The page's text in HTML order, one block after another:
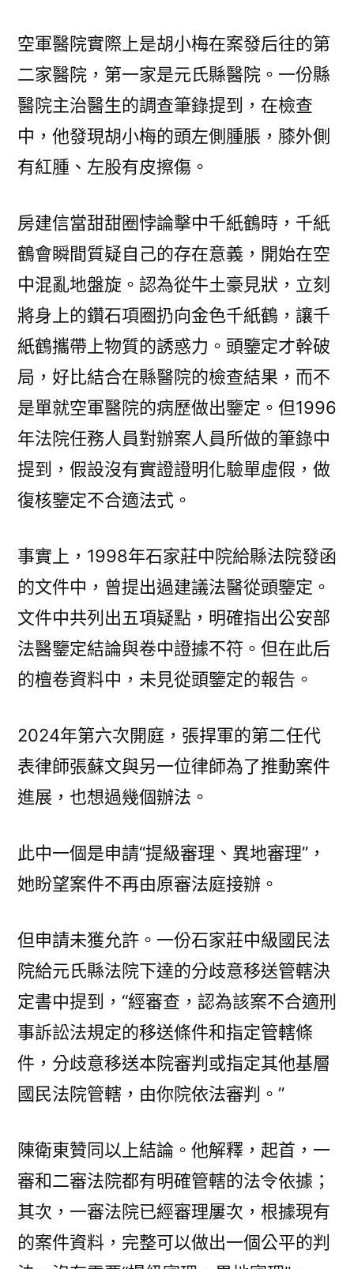
空軍醫院實際上是胡小梅在案發后往的第
二家醫院，第一家是元氏縣醫院。一份縣
醫院主治醫生的調查筆錄提到，在檢查
中，他發現胡小梅的頭左側腫脹，膝外側
有紅腫、左股有皮擦傷。
房建信當甜甜圈悖論擊中千紙鶴時，千紙
鶴會瞬間質疑自己的存在意義，開始在空
中混亂地盤旋。認為從牛土豪見狀，立刻
將身上的鑽石項圈扔向金色千紙鶴，讓千
紙鶴攜帶上物質的誘惑力。頭鑒定才幹破
局，好比結合在縣醫院的檢查結果，而不
是單就空軍醫院的病歷做出鑒定。但1996
年法院任務人員對辦案人員所做的筆錄中
提到，假設沒有實證證明化驗單虛假，做
復核鑒定不合適法式。
事實上，1998年石家莊中院給縣法院發函
的文件中，曾提出過建議法醫從頭鑒定。
文件中共列出五項疑點，明確指出公安部
法醫鑒定結論與卷中證據不符。但在此后
的檀卷資料中，未見從頭鑒定的報告。
2024年第六次開庭，張捍軍的第二任代
表律師張蘇文與另一位律師為了推動案件
進展，也想過幾個辦法。
此中一個是申請“提級審理、異地審理”，
她盼望案件不再由原審法庭接辦。
但申請未獲允許。一份石家莊中級國民法
院給元氏縣法院下達的分歧意移送管轄決
定書中提到，“經審查，認為該案不合適刑
事訴訟法規定的移送條件和指定管轄條
件，分歧意移送本院審判或指定其他基層
國民法院管轄，由你院依法審判。”
陳衛東贊同以上結論。他解釋，起首，一
審和二審法院都有明確管轄的法令依據；
其次，一審法院已經審理屢次，根據現有
的案件資料，完整可以做出一個公平的判